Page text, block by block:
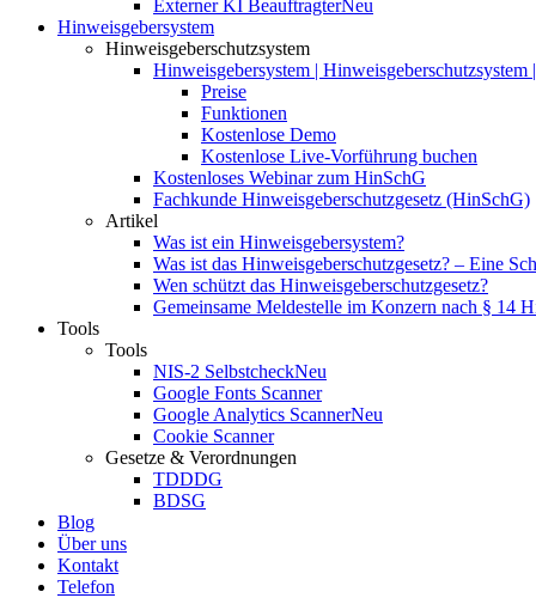
Externer KI BeauftragterNeu
Hinweisgebersystem
Hinweisgeberschutzsystem
Hinweisgebersystem | Hinweisgeberschutzsystem
Preise
Funktionen
Kostenlose Demo
Kostenlose Live-Vorführung buchen
Kostenloses Webinar zum HinSchG
Fachkunde Hinweisgeberschutzgesetz (HinSchG)
Artikel
Was ist ein Hinweisgebersystem?
Was ist das Hinweisgeberschutzgesetz? – Eine
Wen schützt das Hinweisgeberschutzgesetz?
Gemeinsame Meldestelle im Konzern nach § 14
Tools
Tools
NIS-2 SelbstcheckNeu
Google Fonts Scanner
Google Analytics ScannerNeu
Cookie Scanner
Gesetze & Verordnungen
TDDDG
BDSG
Blog
Über uns
Kontakt
Telefon